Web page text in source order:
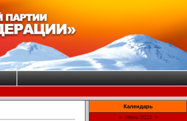
Календарь
«
Июнь 2023 »